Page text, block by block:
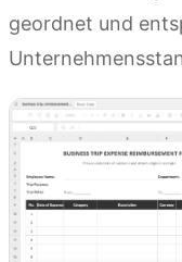
geordnet und